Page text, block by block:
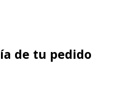
de tu pedido